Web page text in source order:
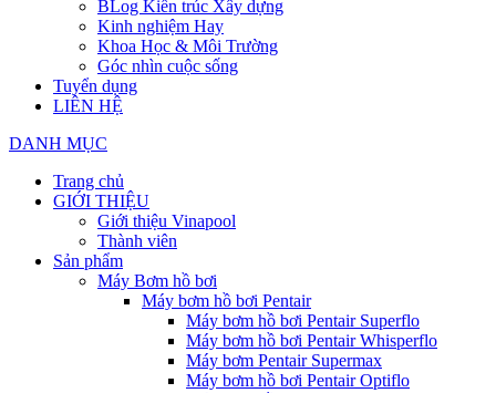
BLog Kiến trúc Xây dựng
Kinh nghiệm Hay
Khoa Học & Môi Trường
Góc nhìn cuộc sống
Tuyển dụng
LIÊN HỆ
DANH MỤC
Trang chủ
GIỚI THIỆU
Giới thiệu Vinapool
Thành viên
Sản phẩm
Máy Bơm hồ bơi
Máy bơm hồ bơi Pentair
Máy bơm hồ bơi Pentair Superflo
Máy bơm hồ bơi Pentair Whisperflo
Máy bơm Pentair Supermax
Máy bơm hồ bơi Pentair Optiflo